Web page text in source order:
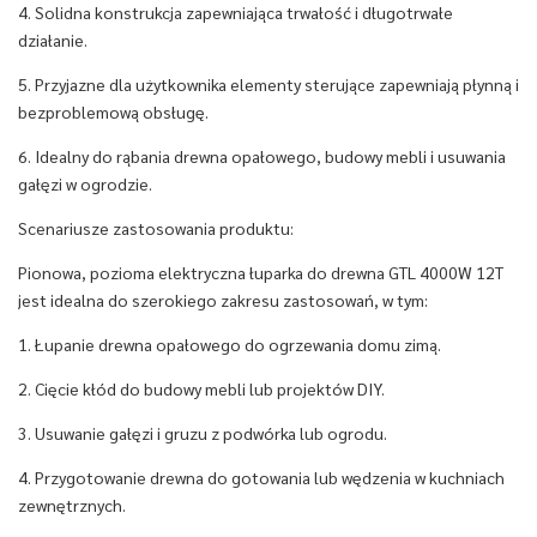
4. Solidna konstrukcja zapewniająca trwałość i długotrwałe
działanie.
5. Przyjazne dla użytkownika elementy sterujące zapewniają płynną i
bezproblemową obsługę.
6. Idealny do rąbania drewna opałowego, budowy mebli i usuwania
gałęzi w ogrodzie.
Scenariusze zastosowania produktu:
Pionowa, pozioma elektryczna łuparka do drewna GTL 4000W 12T
jest idealna do szerokiego zakresu zastosowań, w tym:
1. Łupanie drewna opałowego do ogrzewania domu zimą.
2. Cięcie kłód do budowy mebli lub projektów DIY.
3. Usuwanie gałęzi i gruzu z podwórka lub ogrodu.
4. Przygotowanie drewna do gotowania lub wędzenia w kuchniach
zewnętrznych.